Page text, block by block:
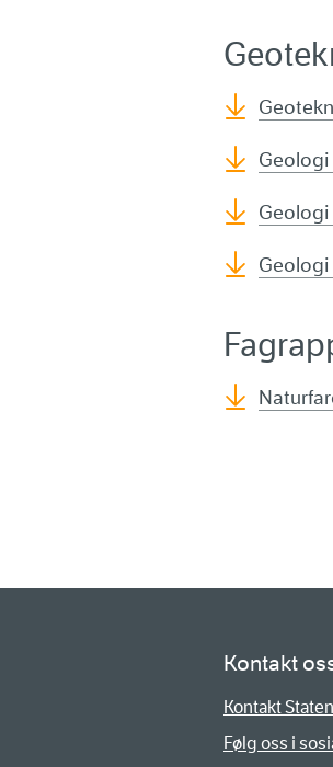
Geologi
Geologi
Geologi
Kontakt
Kontakt
Følg oss i